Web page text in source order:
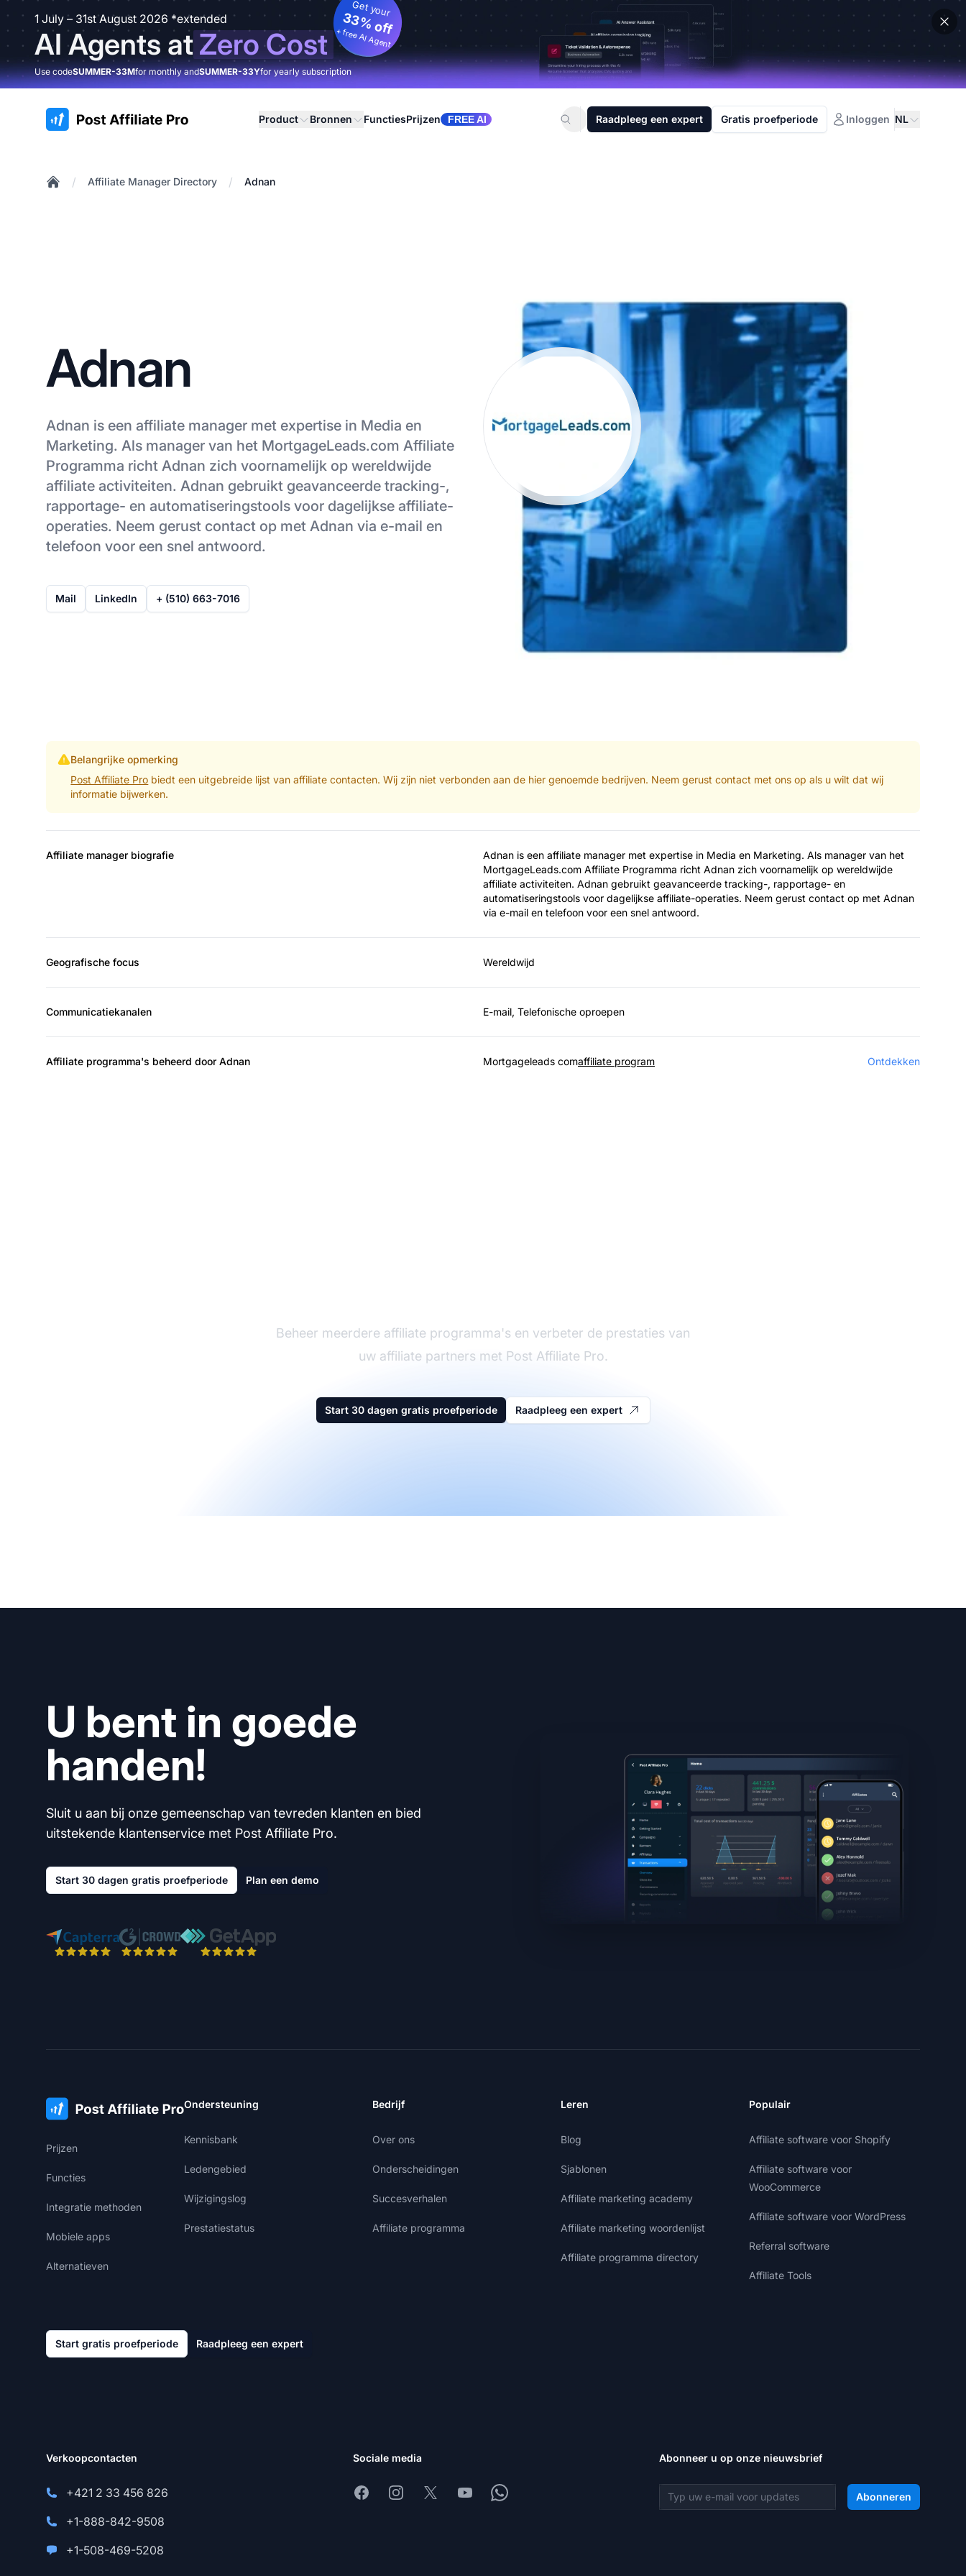
1 July – 31st August 2026 *extended
AI Agents atZero Cost
Get your
33% off
+ free AI Agent
Use codeSUMMER-33Mfor monthly andSUMMER-33Yfor yearly subscription
:site.title Product Bronnen FunctiesPrijzen FREE AI Raadpleeg een expert Gratis proefperiode Inloggen NL
/ Affiliate Manager Directory / Adnan
Adnan
Adnan is een affiliate manager met expertise in Media en
Marketing. Als manager van het MortgageLeads.com Affiliate
Programma richt Adnan zich voornamelijk op wereldwijde
affiliate activiteiten. Adnan gebruikt geavanceerde tracking-,
rapportage- en automatiseringstools voor dagelijkse affiliate-
operaties. Neem gerust contact op met Adnan via e-mail en
telefoon voor een snel antwoord.
Mail LinkedIn + (510) 663-7016
Belangrijke opmerking
Post Affiliate Pro biedt een uitgebreide lijst van affiliate contacten. Wij zijn niet verbonden aan de hier genoemde bedrijven. Neem gerust contact met ons op als u wilt dat wij
informatie bijwerken.
Affiliate manager biografie
Adnan is een affiliate manager met expertise in Media en Marketing. Als manager van het
MortgageLeads.com Affiliate Programma richt Adnan zich voornamelijk op wereldwijde
affiliate activiteiten. Adnan gebruikt geavanceerde tracking-, rapportage- en
automatiseringstools voor dagelijkse affiliate-operaties. Neem gerust contact op met Adnan
via e-mail en telefoon voor een snel antwoord.
Geografische focus Wereldwijd
Communicatiekanalen E-mail, Telefonische oproepen
Affiliate programma's beheerd door Adnan Mortgageleads comaffiliate program Ontdekken
Beheer meerdere affiliate programma's en verbeter de prestaties van
uw affiliate partners met Post Affiliate Pro.
Start 30 dagen gratis proefperiode Raadpleeg een expert
U bent in goede
handen!
Sluit u aan bij onze gemeenschap van tevreden klanten en bied
uitstekende klantenservice met Post Affiliate Pro.
Start 30 dagen gratis proefperiode Plan een demo
Prijzen
Functies
Integratie methoden
Mobiele apps
Alternatieven
Ondersteuning
Kennisbank
Ledengebied
Wijzigingslog
Prestatiestatus
Bedrijf
Over ons
Onderscheidingen
Succesverhalen
Affiliate programma
Leren
Blog
Sjablonen
Affiliate marketing academy
Affiliate marketing woordenlijst
Affiliate programma directory
Populair
Affiliate software voor Shopify
Affiliate software voor
WooCommerce
Affiliate software voor WordPress
Referral software
Affiliate Tools
Start gratis proefperiode Raadpleeg een expert
Verkoopcontacten
+421 2 33 456 826
+1-888-842-9508
+1-508-469-5208
Sociale media
FacebookInstagram
X YoutubeWhatsapp
Abonneer u op onze nieuwsbrief
E-mailadres Abonneren